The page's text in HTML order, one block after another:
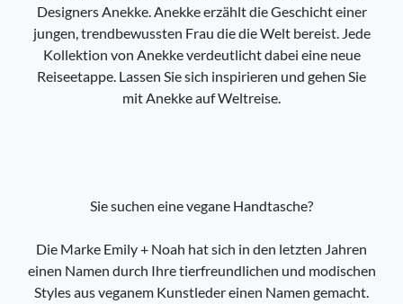
Designers Anekke. Anekke erzählt die Geschicht einer
jungen, trendbewussten Frau die die Welt bereist. Jede
Kollektion von Anekke verdeutlicht dabei eine neue
Reiseetappe. Lassen Sie sich inspirieren und gehen Sie
mit Anekke auf Weltreise.
Sie suchen eine vegane Handtasche?
Die Marke Emily + Noah hat sich in den letzten Jahren
einen Namen durch Ihre tierfreundlichen und modischen
Styles aus veganem Kunstleder einen Namen gemacht.